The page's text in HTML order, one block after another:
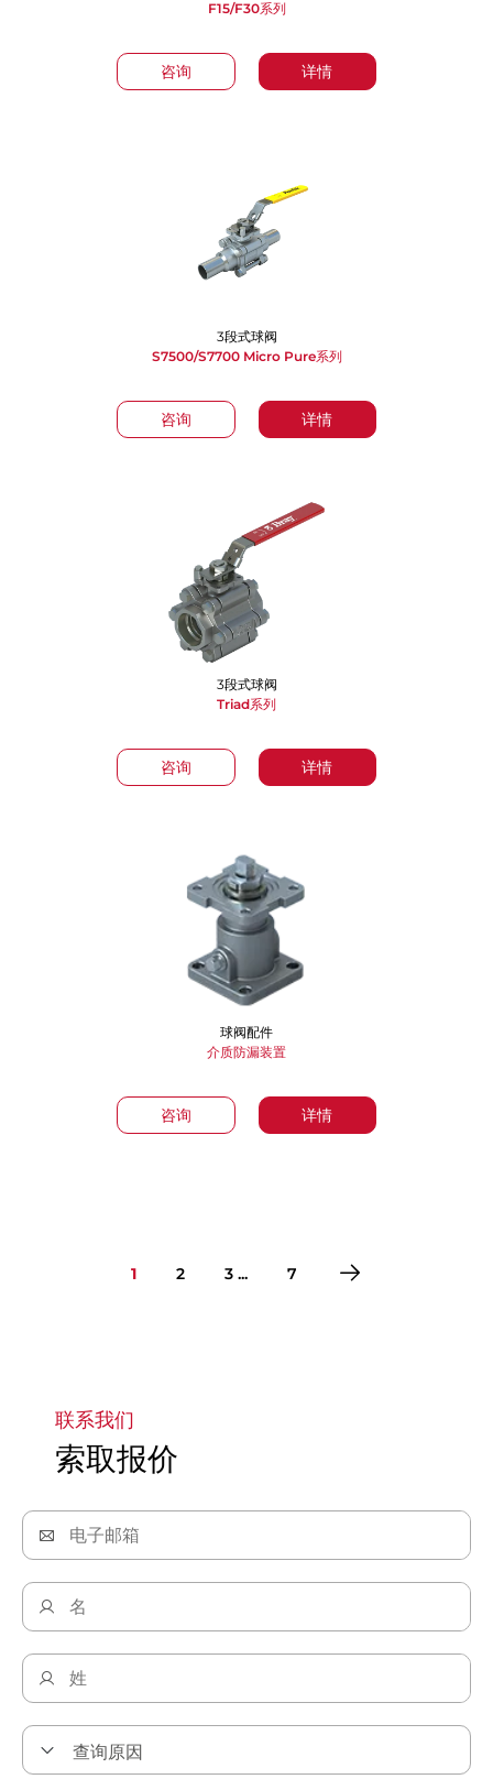
咨询 详情
F15/F30系列
咨询 详情
3段式球阀
S7500/S7700 Micro Pure系列
咨询 详情
3段式球阀
Triad系列
咨询 详情
球阀配件
介质防漏装置
1 2 3 ... 7
联系我们
索取报价